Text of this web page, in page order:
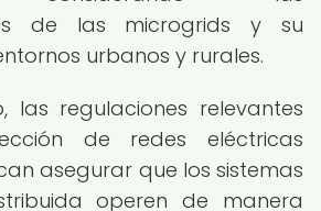
de las microgrids y su
urbanos y rurales.
las regulaciones relevantes
de redes eléctricas
asegurar que los sistemas
operen de manera